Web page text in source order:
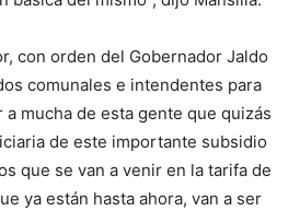
con orden del Gobernador Jaldo
comunales e intendentes para
a mucha de esta gente que quizás
de este importante subsidio
que se van a venir en la tarifa de
ya están hasta ahora, van a ser